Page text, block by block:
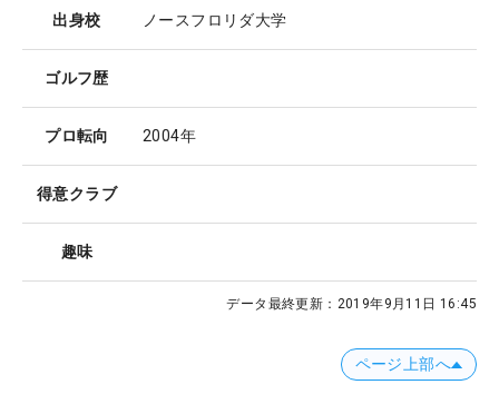
出身校 ノースフロリダ大学
ゴルフ歴
プロ転向 2004年
得意クラブ
趣味
データ最終更新： 2019年9月11日 16:45
ページ上部へ